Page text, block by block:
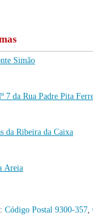
Simão
7 da Rua Padre Pita
da Ribeira da Caixa
Areia
Código Postal 9300-357,